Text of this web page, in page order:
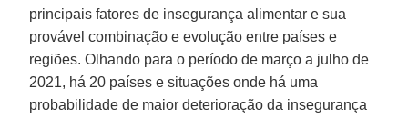
principais fatores de insegurança alimentar e sua
provável combinação e evolução entre países e
regiões. Olhando para o período de março a julho de
2021, há 20 países e situações onde há uma
probabilidade de maior deterioração da insegurança